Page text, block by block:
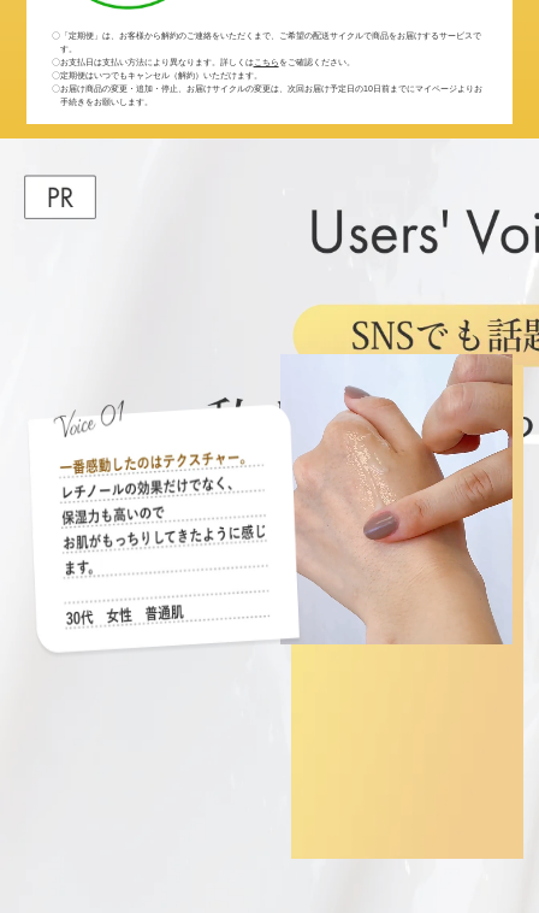
〇「定期便」は、お客様から解約のご連絡をいただくまで、ご希望の配送サイクルで商品をお届けするサービスで
す。
〇お支払日は支払い方法により異なります。詳しくはこちら をご確認ください。
〇定期便はいつでもキャンセル（解約）いただけます。
〇お届け商品の変更・追加・停止、お届けサイクルの変更は、次回お届け予定日の10日前までにマイページよりお
手続きをお願いします。